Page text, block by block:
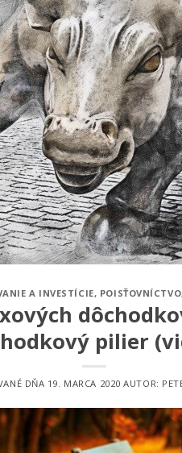
A INVESTÍCIE, POISŤOVNÍCTVO
pilier
DŇA 19. MARCA 2020 AUTOR: